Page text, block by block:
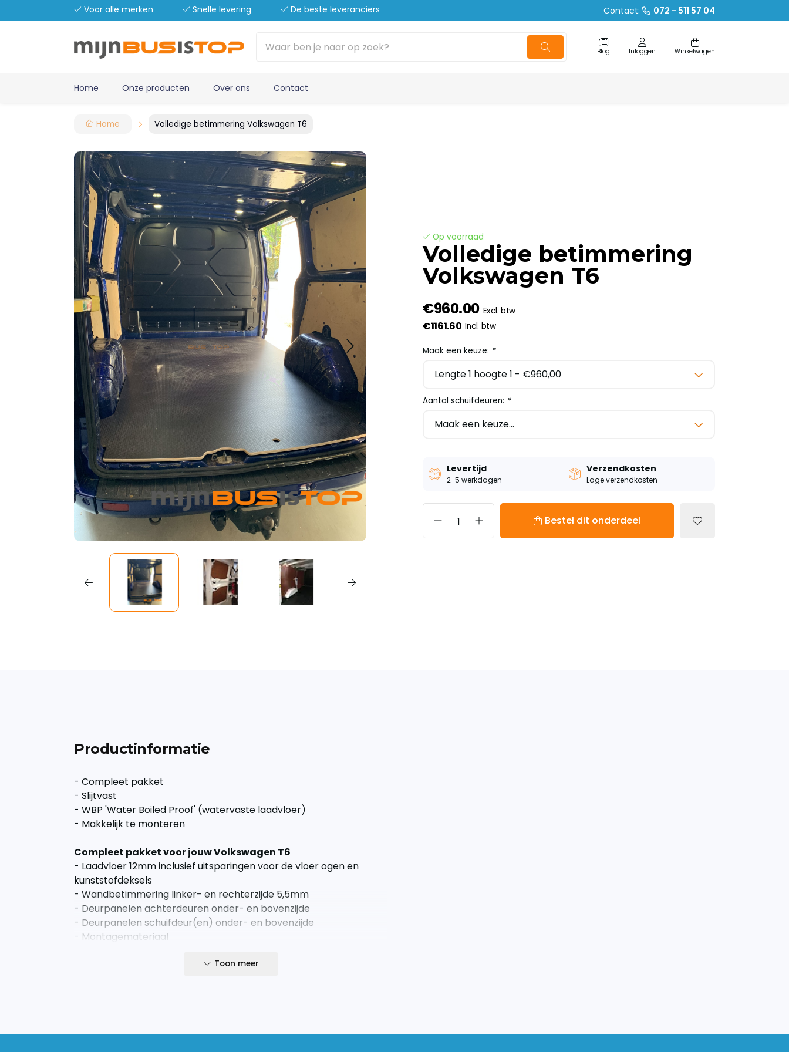
Voor alle merken Snelle levering De beste leveranciers Contact: 072 - 511 57 04
Blog Inloggen Winkelwagen
Home Onze producten Over ons Contact
Home Volledige betimmering Volkswagen T6
Op voorraad
Volledige betimmering
Volkswagen T6
€960.00 Excl. btw
€1161.60 Incl. btw
Maak een keuze: *
Aantal schuifdeuren: *
Levertijd
2-5 werkdagen
Verzendkosten
Lage verzendkosten
Bestel dit onderdeel
Productinformatie
- Compleet pakket
- Slijtvast
- WBP 'Water Boiled Proof' (watervaste laadvloer)
- Makkelijk te monteren
Compleet pakket voor jouw Volkswagen T6
- Laadvloer 12mm inclusief uitsparingen voor de vloer ogen en
kunststofdeksels
- Wandbetimmering linker- en rechterzijde 5,5mm
- Deurpanelen achterdeuren onder- en bovenzijde
- Deurpanelen schuifdeur(en) onder- en bovenzijde
- Montagemateriaal
Snel en eenvoudig gemonteerd!
Laadvloeren langer dan 305cm bestaan uit twee delen.
Toon meer